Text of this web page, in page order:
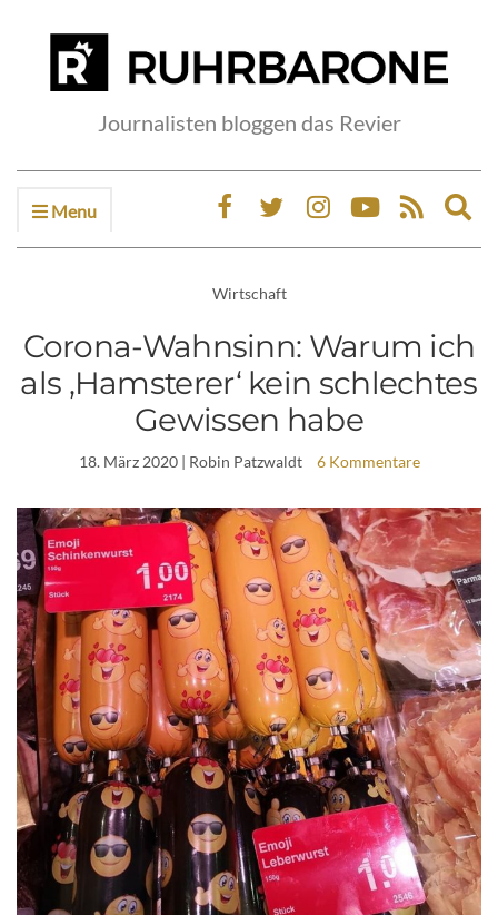
Journalisten bloggen das Revier
Menu
Wirtschaft
Corona-Wahnsinn: Warum ich
als ‚Hamsterer‘ kein schlechtes
Gewissen habe
18. März 2020| Robin Patzwaldt 6 Kommentare